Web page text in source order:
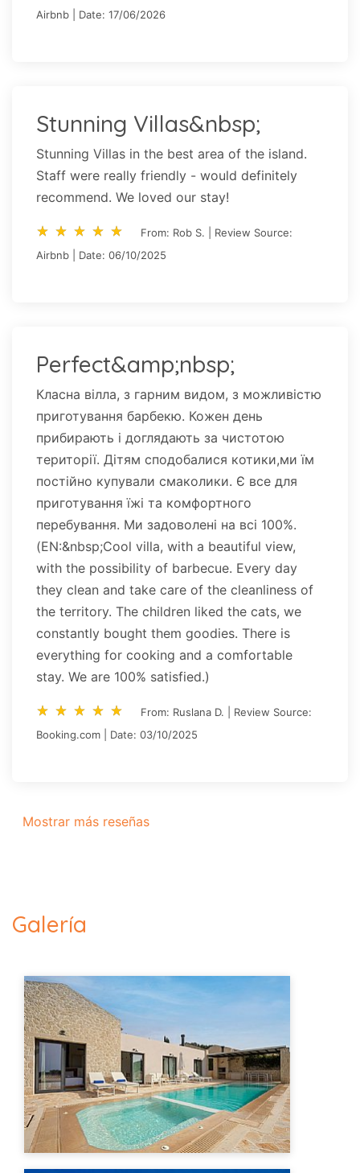
Airbnb | Date: 17/06/2026
Stunning Villas&nbsp;
Stunning Villas in the best area of the island.
Staff were really friendly - would definitely
recommend. We loved our stay!
star_rate star_rate star_rate star_rate star_rate
star_rate star_rate star_rate star_rate star_rate
From: Rob S. | Review Source:
Airbnb | Date: 06/10/2025
Perfect&amp;nbsp;
Класна вілла, з гарним видом, з можливістю
приготування барбекю. Кожен день
прибирають і доглядають за чистотою
території. Дітям сподобалися котики,ми їм
постійно купували смаколики. Є все для
приготування їжі та комфортного
перебування. Ми задоволені на всі 100%.
(EN:&nbsp;Cool villa, with a beautiful view,
with the possibility of barbecue. Every day
they clean and take care of the cleanliness of
the territory. The children liked the cats, we
constantly bought them goodies. There is
everything for cooking and a comfortable
stay. We are 100% satisfied.)
star_rate star_rate star_rate star_rate star_rate
star_rate star_rate star_rate star_rate star_rate
From: Ruslana D. | Review Source:
Booking.com | Date: 03/10/2025
Mostrar más reseñas
Galería